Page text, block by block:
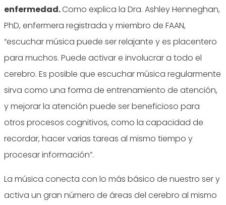
enfermedad.Como explica la Dra. Ashley Henneghan,
PhD, enfermera registrada y miembro de FAAN,
“escuchar música puede ser relajante y es placentero
para muchos. Puede activar e involucrar a todo el
cerebro. Es posible que escuchar música regularmente
sirva como una forma de entrenamiento de atención,
y mejorar la atención puede ser beneficioso para
otros procesos cognitivos, como la capacidad de
recordar, hacer varias tareas al mismo tiempo y
procesar información”.
La música conecta con lo más básico de nuestro ser y
activa un gran número de áreas del cerebro al mismo